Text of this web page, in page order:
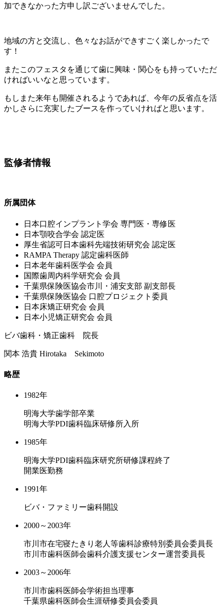
加できなかった方申し訳ございませんでした。
地域の方と交流し、色々なお話ができすごく楽しかったで
す！
またこのフェスタを通じて歯に興味・関心をも持っていただ
ければいいなと思っています。
もしまた来年も開催されるようであれば、今年の反省点を活
かしさらに充実したブースを作っていければと思います。
監修者情報
所属団体
⽇本⼝腔インプラント学会 専⾨医・専修医
⽇本顎咬合学会 認定医
厚⽣省認可⽇本⻭科先端技術研究会 認定医
RAMPA Therapy 認定⻭科医師
⽇本⽼年⻭科医学会 会員
国際⻭周内科学研究会 会員
千葉県保険医協会市川・浦安⽀部 副⽀部⻑
千葉県保険医協会 ⼝腔プロジェクト委員
⽇本床矯正研究会 会員
⽇本⼩児矯正研究会 会員
ビバ歯科・矯正歯科 院長
関本 浩貴 Hirotaka Sekimoto
略歴
1982年
明海大学歯学部卒業
明海大学PDI歯科臨床研修所入所
1985年
明海大学PDI歯科臨床研究所研修課程終了
開業医勤務
1991年
ビバ・ファミリー歯科開設
2000～2003年
市川市在宅寝たきり老人等歯科診療特別委員会委員長
市川市歯科医師会歯科介護支援センター運営委員長
2003～2006年
市川市歯科医師会学術担当理事
千葉県歯科医師会生涯研修委員会委員